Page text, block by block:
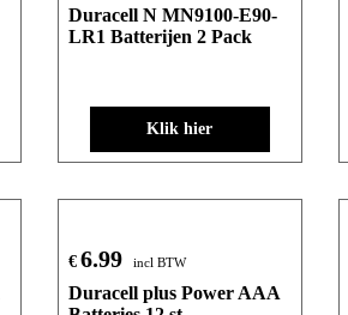
Duracell N MN9100-E90-
LR1 Batterijen 2 Pack
Klik hier
€ 6.99 incl BTW
Duracell plus Power AAA